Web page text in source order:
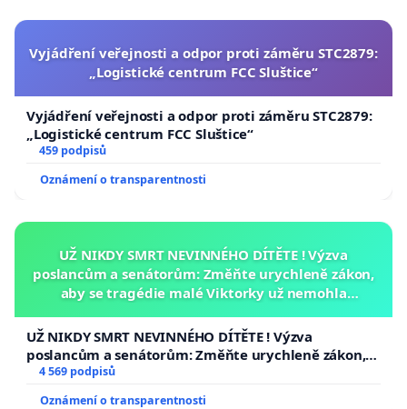
Vyjádření veřejnosti a odpor proti záměru STC2879:
„Logistické centrum FCC Sluštice“
Vyjádření veřejnosti a odpor proti záměru STC2879:
„Logistické centrum FCC Sluštice“
459 podpisů
Oznámení o transparentnosti
UŽ NIKDY SMRT NEVINNÉHO DÍTĚTE ! Výzva
poslancům a senátorům: Změňte urychleně zákon,
aby se tragédie malé Viktorky už nemohla
UŽ NIKDY SMRT NEVINNÉHO DÍTĚTE ! Výzva
poslancům a senátorům: Změňte urychleně zákon,
aby se tragédie malé Viktorky už nemohla opakovat!
4 569 podpisů
Oznámení o transparentnosti